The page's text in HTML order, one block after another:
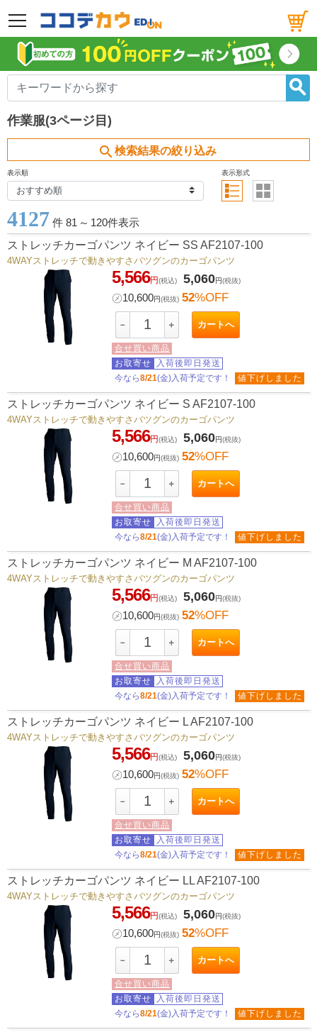
メニュー
作業服(3ページ目)
search 検索結果の絞り込み
表示順 表示形式
4127 件 81 ～ 120件表示
ストレッチカーゴパンツ ネイビー SS AF2107-100
4WAYストレッチで動きやすさバツグンのカーゴパンツ
5,566円(税込) 5,060円(税抜)
㋱10,600円(税抜) 52%OFF
－ ＋ カートへ
合せ買い商品
お取寄せ
入荷後即日発送
今なら8/21(金)入荷予定です！ 値下げしました
ストレッチカーゴパンツ ネイビー S AF2107-100
4WAYストレッチで動きやすさバツグンのカーゴパンツ
5,566円(税込) 5,060円(税抜)
㋱10,600円(税抜) 52%OFF
－ ＋ カートへ
合せ買い商品
お取寄せ
入荷後即日発送
今なら8/21(金)入荷予定です！ 値下げしました
ストレッチカーゴパンツ ネイビー M AF2107-100
4WAYストレッチで動きやすさバツグンのカーゴパンツ
5,566円(税込) 5,060円(税抜)
㋱10,600円(税抜) 52%OFF
－ ＋ カートへ
合せ買い商品
お取寄せ
入荷後即日発送
今なら8/21(金)入荷予定です！ 値下げしました
ストレッチカーゴパンツ ネイビー L AF2107-100
4WAYストレッチで動きやすさバツグンのカーゴパンツ
5,566円(税込) 5,060円(税抜)
㋱10,600円(税抜) 52%OFF
－ ＋ カートへ
合せ買い商品
お取寄せ
入荷後即日発送
今なら8/21(金)入荷予定です！ 値下げしました
ストレッチカーゴパンツ ネイビー LL AF2107-100
4WAYストレッチで動きやすさバツグンのカーゴパンツ
5,566円(税込) 5,060円(税抜)
㋱10,600円(税抜) 52%OFF
－ ＋ カートへ
合せ買い商品
お取寄せ
入荷後即日発送
今なら8/21(金)入荷予定です！ 値下げしました